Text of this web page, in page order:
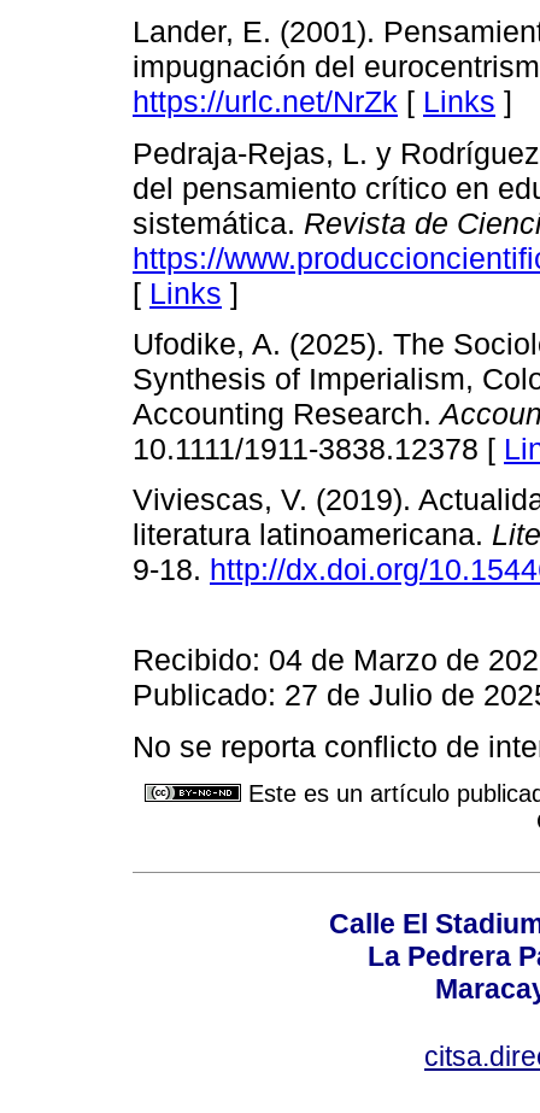
Lander, E. (2001).
impugnación del
https://urlc.net/NrZk [ Links ]
Pedraja-Rejas, L. y
del pensamiento crítico en
sistemática. Revista de
https://
[ Links ]
Ufodike, A. (2025). The
Synthesis of Imperialism,
Accounting Research.
10.1111/1911-3838.12378 [
Viviescas, V. (2019).
literatura latinoamericana.
9-18. http://dx.doi.org/
Recibido: 04 de Marzo de
Publicado: 27 de Julio de
No se reporta conflicto de
Este es un artículo
Calle El
La Pedrera